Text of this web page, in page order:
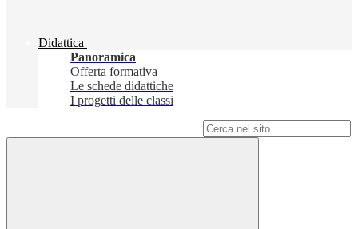
Didattica
Panoramica
Offerta formativa
Le schede didattiche
I progetti delle classi